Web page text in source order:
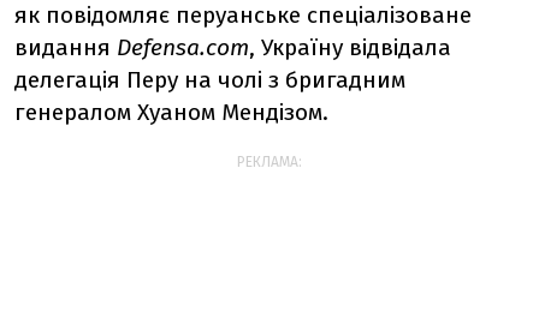
як повідомляє перуанське спеціалізоване
видання Defensa.com, Україну відвідала
делегація Перу на чолі з бригадним
генералом Хуаном Мендізом.
РЕКЛАМА: